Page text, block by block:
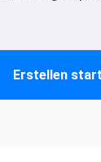
Erstellen